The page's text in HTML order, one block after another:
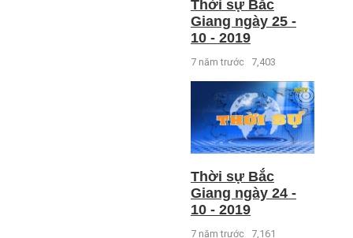
Thời sự Bắc
Giang ngày 25 -
10 - 2019
7 năm trước 7,403
Thời sự Bắc
Giang ngày 24 -
10 - 2019
7 năm trước 7,161